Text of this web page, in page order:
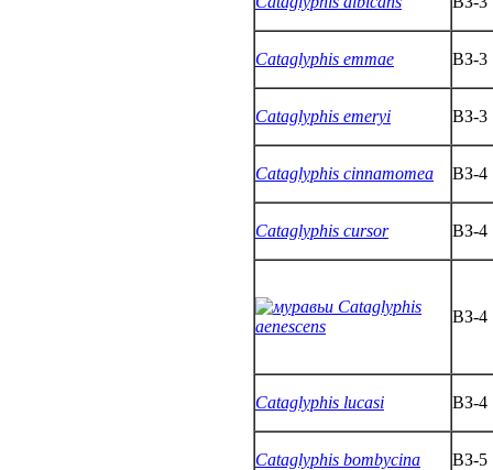
Cataglyphis emmae ВЗ-3
Cataglyphis emeryi ВЗ-3
Cataglyphis cinnamomea ВЗ-4
Cataglyphis cursor ВЗ-4
Cataglyphis
aenescens
ВЗ-4
Cataglyphis lucasi ВЗ-4
Cataglyphis bombycina ВЗ-5